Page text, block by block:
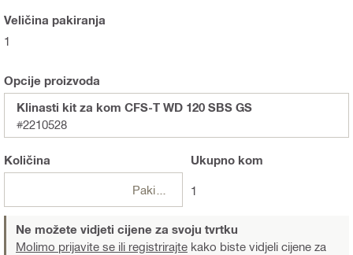
Veličina pakiranja
1
Opcije proizvoda
Klinasti kit za kom CFS-T WD 120 SBS GS
#2210528
Količina Ukupnokom
1
Ne možete vidjeti cijene za svoju tvrtku
Molimo prijavite se ili registrirajte kako biste vidjeli cijene za